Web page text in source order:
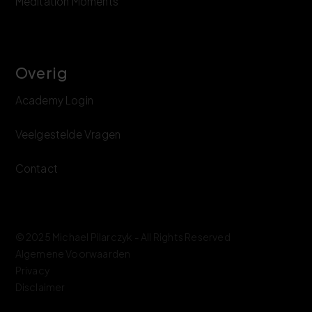
Overig
Academy Login
Veelgestelde Vragen
Contact
Michael Pilarczyk - All Rights Reserved
Algemene Voorwaarden
Privacy
Disclaimer